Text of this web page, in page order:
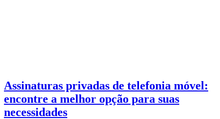
Assinaturas privadas de telefonia móvel:
encontre a melhor opção para suas
necessidades